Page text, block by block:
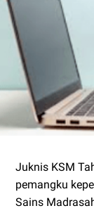
Juknis KSM
pemangku
Sains